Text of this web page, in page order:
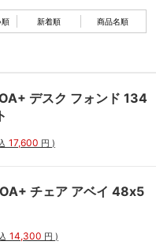
新着順 商品名順
デスク フォンド 134
17,600 円 )
チェア アベイ 48x5
14,300 円 )